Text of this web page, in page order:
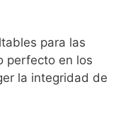
para las
perfecto en los
la integridad de